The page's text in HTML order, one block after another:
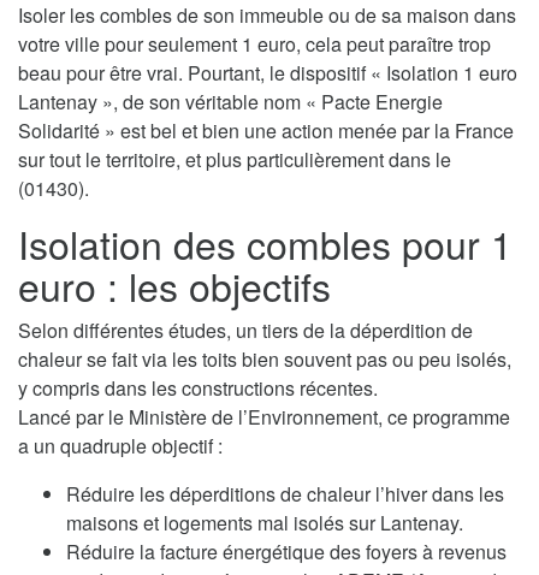
Isoler les combles de son immeuble ou de sa maison dans
votre ville pour seulement 1 euro, cela peut paraître trop
beau pour être vrai. Pourtant, le dispositif « Isolation 1 euro
Lantenay », de son véritable nom « Pacte Energie
Solidarité » est bel et bien une action menée par la France
sur tout le territoire, et plus particulièrement dans le
(01430).
Isolation des combles pour 1
euro : les objectifs
Selon différentes études, un tiers de la déperdition de
chaleur se fait via les toits bien souvent pas ou peu isolés,
y compris dans les constructions récentes.
Lancé par le Ministère de l’Environnement, ce programme
a un quadruple objectif :
Réduire les déperditions de chaleur l’hiver dans les
maisons et logements mal isolés sur Lantenay.
Réduire la facture énergétique des foyers à revenus